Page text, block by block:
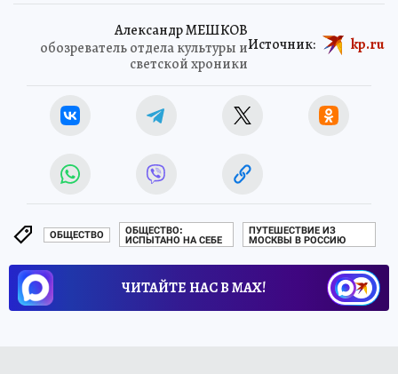
Александр МЕШКОВ
обозреватель отдела культуры и
светской хроники
Источник: kp.ru
ОБЩЕСТВО
ОБЩЕСТВО:
ИСПЫТАНО НА СЕБЕ
ПУТЕШЕСТВИЕ ИЗ
МОСКВЫ В РОССИЮ
ЧИТАЙТЕ НАС В МАХ!